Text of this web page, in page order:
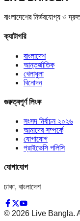
বাংলাদেশের নির্ভরযোগ্য ও
ক্যাটাগরি
বাংলাদেশ
আন্তর্জাতিক
খেলাধুলা
বিনোদন
গুরুত্বপূর্ণ লিংক
সংসদ নির্বাচন ২০২৬
আমাদের সম্পর্কে
যোগাযোগ
প্রাইভেসি পলিসি
যোগাযোগ
ঢাকা, বাংলাদেশ
© 2026 Live Bangla.